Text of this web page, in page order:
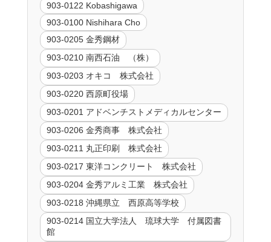
903-0122 Kobashigawa
903-0100 Nishihara Cho
903-0205 金秀鋼材
903-0210 南西石油 （株）
903-0203 オキコ 株式会社
903-0220 西原町役場
903-0201 アドベンチストメディカルセンター
903-0206 金秀商事 株式会社
903-0211 丸正印刷 株式会社
903-0217 東洋コンクリート 株式会社
903-0204 金秀アルミ工業 株式会社
903-0218 沖縄県立 西原高等学校
903-0214 国立大学法人 琉球大学 付属図書
館